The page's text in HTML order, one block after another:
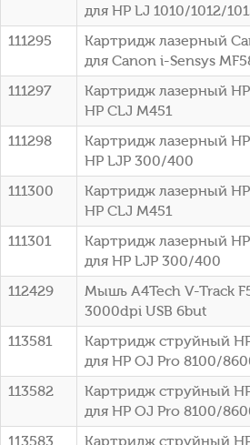
для HP LJ 1010/1012/
111295
Картридж лазерный
для Canon i-Sensys
111297
Картридж лазерный
HP CLJ M451
111298
Картридж лазерный
HP LJP 300/400
111300
Картридж лазерный
HP CLJ M451
111301
Картридж лазерный
для HP LJP 300/400
112429
Мышь A4Tech V-Track
3000dpi USB 6but
113581
Картридж струйный
для HP OJ Pro 8100/
113582
Картридж струйный
для HP OJ Pro 8100/
113583
Картридж струйный